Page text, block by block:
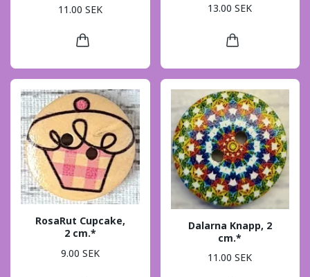
11.00 SEK
13.00 SEK
RosaRut Cupcake,
2 cm.*
9.00 SEK
Dalarna Knapp, 2
cm.*
11.00 SEK